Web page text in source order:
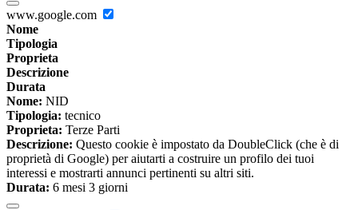
www.google.com
Nome
Tipologia
Proprieta
Descrizione
Durata
Nome: NID
Tipologia: tecnico
Proprieta: Terze Parti
Descrizione: Questo cookie è impostato da DoubleClick (che è di
proprietà di Google) per aiutarti a costruire un profilo dei tuoi
interessi e mostrarti annunci pertinenti su altri siti.
Durata: 6 mesi 3 giorni